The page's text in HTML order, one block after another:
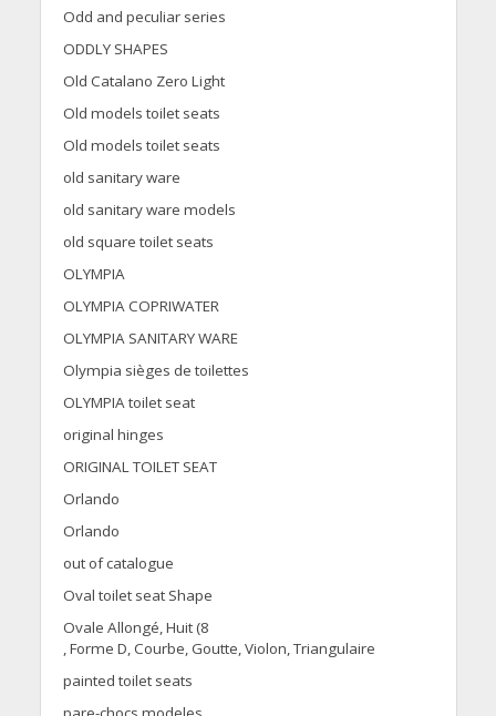
Odd and peculiar series
ODDLY SHAPES
Old Catalano Zero Light
Old models toilet seats
Old models toilet seats
old sanitary ware
old sanitary ware models
old square toilet seats
OLYMPIA
OLYMPIA COPRIWATER
OLYMPIA SANITARY WARE
Olympia sièges de toilettes
OLYMPIA toilet seat
original hinges
ORIGINAL TOILET SEAT
Orlando
Orlando
out of catalogue
Oval toilet seat Shape
Ovale Allongé, Huit (8
, Forme D, Courbe, Goutte, Violon, Triangulaire
painted toilet seats